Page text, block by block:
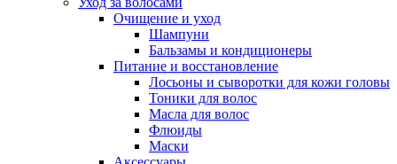
Очищение и уход
Шампуни
Бальзамы и кондиционеры
Питание и восстановление
Лосьоны и сыворотки для кожи головы
Тоники для волос
Масла для волос
Флюиды
Маски